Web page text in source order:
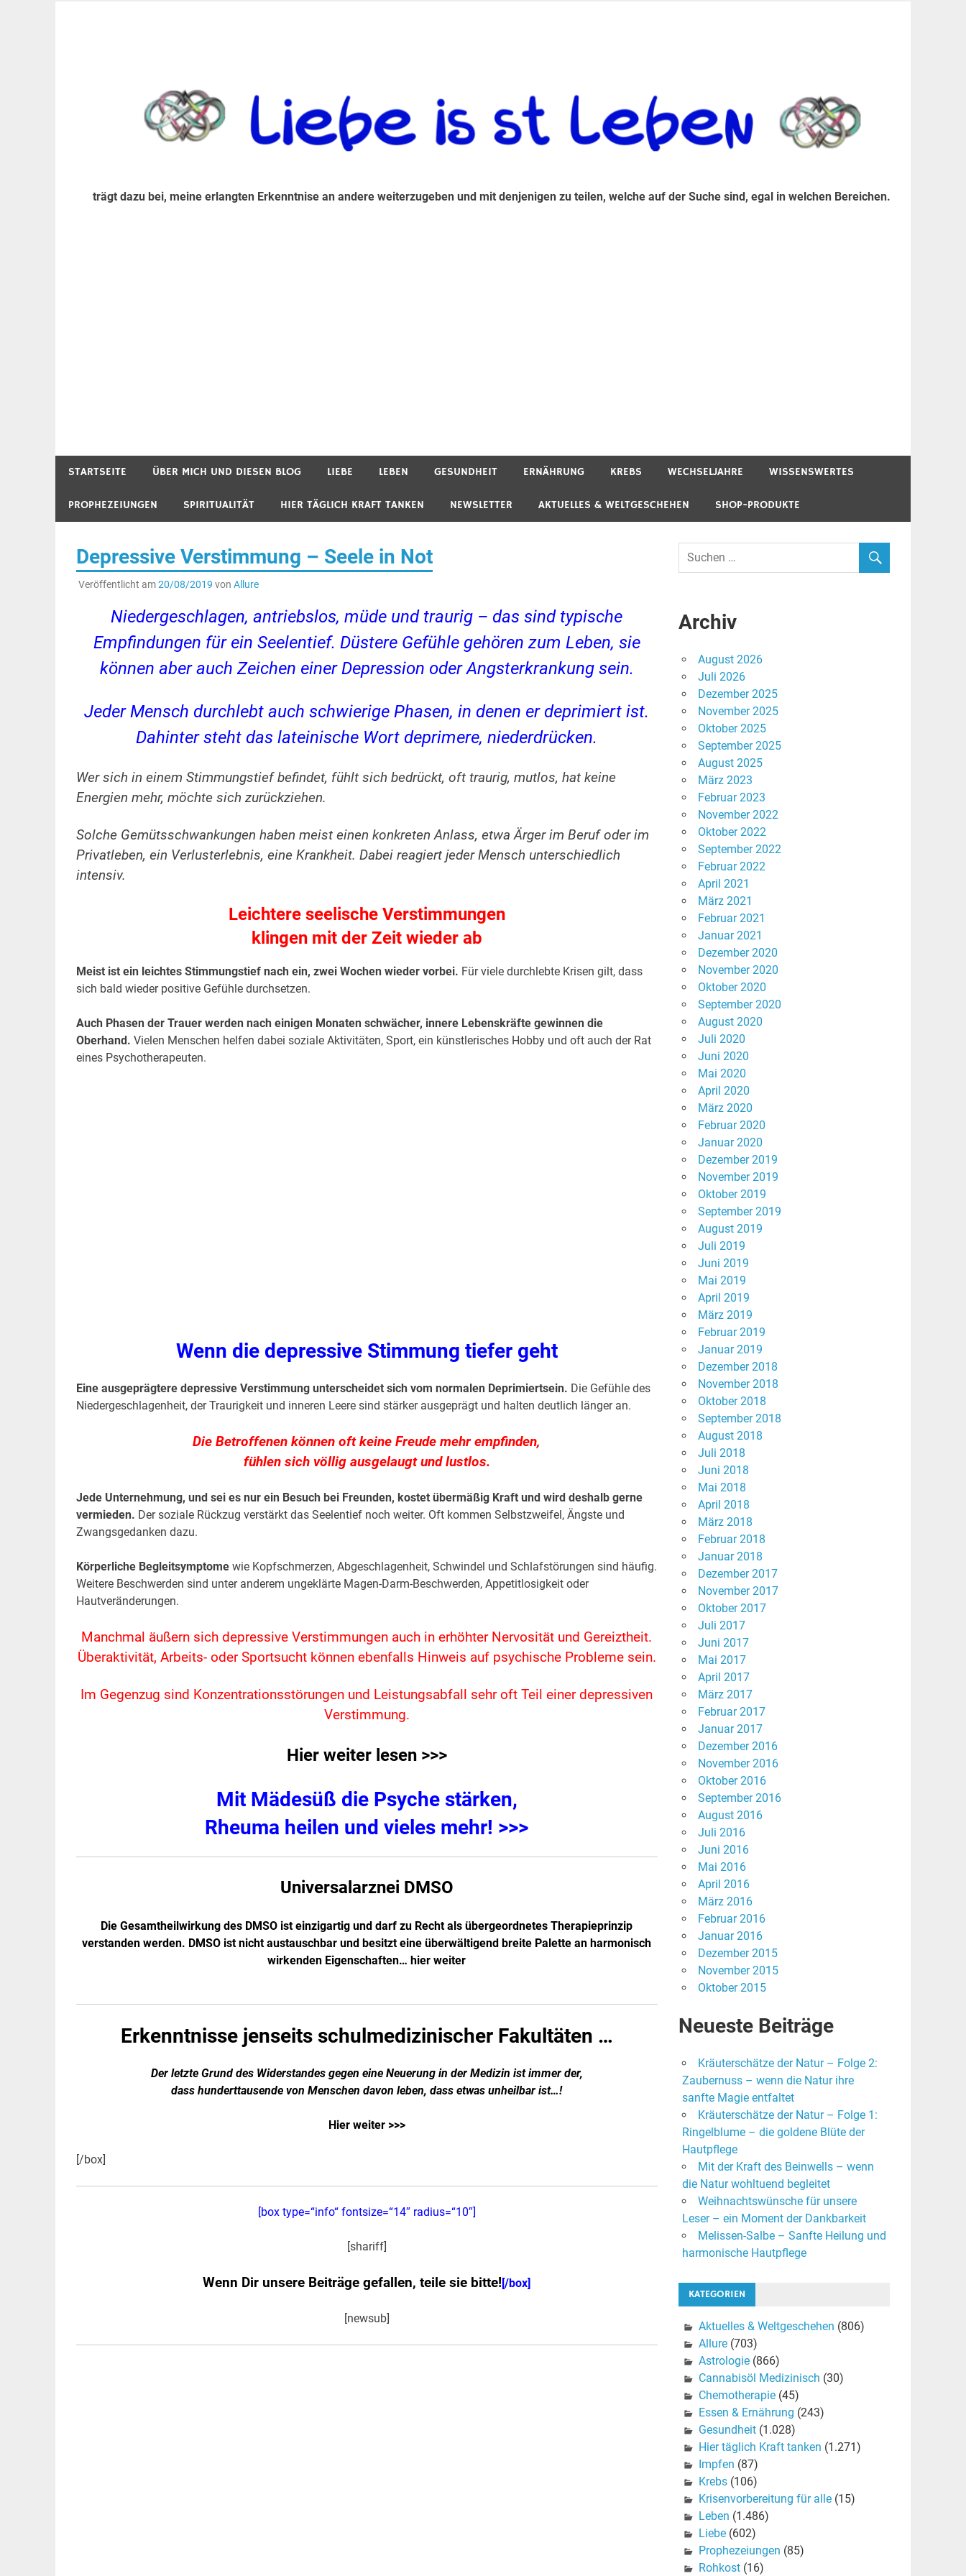
trägt dazu bei, meine erlangten Erkenntnise an andere weiterzugeben und mit denjenigen zu teilen, welche auf der Suche sind, egal in welchen Bereichen.
STARTSEITE ÜBER MICH UND DIESEN BLOG LIEBE LEBEN GESUNDHEIT ERNÄHRUNG KREBS WECHSELJAHRE WISSENSWERTES
PROPHEZEIUNGEN SPIRITUALITÄT HIER TÄGLICH KRAFT TANKEN NEWSLETTER AKTUELLES & WELTGESCHEHEN SHOP-PRODUKTE
Depressive Verstimmung – Seele in Not
Veröffentlicht am20/08/2019 von Allure
Niedergeschlagen, antriebslos, müde und traurig – das sind typische
Empfindungen für ein Seelentief. Düstere Gefühle gehören zum Leben, sie
können aber auch Zeichen einer Depression oder Angsterkrankung sein.
Jeder Mensch durchlebt auch schwierige Phasen, in denen er deprimiert ist.
Dahinter steht das lateinische Wort deprimere, niederdrücken.
Wer sich in einem Stimmungstief befindet, fühlt sich bedrückt, oft traurig, mutlos, hat keine
Energien mehr, möchte sich zurückziehen.
Solche Gemütsschwankungen haben meist einen konkreten Anlass, etwa Ärger im Beruf oder im
Privatleben, ein Verlusterlebnis, eine Krankheit. Dabei reagiert jeder Mensch unterschiedlich
intensiv.
Leichtere seelische Verstimmungen
klingen mit der Zeit wieder ab
Meist ist ein leichtes Stimmungstief nach ein, zwei Wochen wieder vorbei. Für viele durchlebte Krisen gilt, dass
sich bald wieder positive Gefühle durchsetzen.
Auch Phasen der Trauer werden nach einigen Monaten schwächer, innere Lebenskräfte gewinnen die
Oberhand. Vielen Menschen helfen dabei soziale Aktivitäten, Sport, ein künstlerisches Hobby und oft auch der Rat
eines Psychotherapeuten.
Wenn die depressive Stimmung tiefer geht
Eine ausgeprägtere depressive Verstimmung unterscheidet sich vom normalen Deprimiertsein. Die Gefühle des
Niedergeschlagenheit, der Traurigkeit und inneren Leere sind stärker ausgeprägt und halten deutlich länger an.
Die Betroffenen können oft keine Freude mehr empfinden,
fühlen sich völlig ausgelaugt und lustlos.
Jede Unternehmung, und sei es nur ein Besuch bei Freunden, kostet übermäßig Kraft und wird deshalb gerne
vermieden. Der soziale Rückzug verstärkt das Seelentief noch weiter. Oft kommen Selbstzweifel, Ängste und
Zwangsgedanken dazu.
Körperliche Begleitsymptomewie Kopfschmerzen, Abgeschlagenheit, Schwindel und Schlafstörungen sind häufig.
Weitere Beschwerden sind unter anderem ungeklärte Magen-Darm-Beschwerden, Appetitlosigkeit oder
Hautveränderungen.
Manchmal äußern sich depressive Verstimmungen auch in erhöhter Nervosität und Gereiztheit.
Überaktivität, Arbeits- oder Sportsucht können ebenfalls Hinweis auf psychische Probleme sein.
Im Gegenzug sind Konzentrationsstörungen und Leistungsabfall sehr oft Teil einer depressiven
Verstimmung.
Hier weiter lesen >>>
Mit Mädesüß die Psyche stärken,
Rheuma heilen und vieles mehr! >>>
Universalarznei DMSO
Die Gesamtheilwirkung des DMSO ist einzigartig und darf zu Recht als übergeordnetes Therapieprinzip
verstanden werden. DMSO ist nicht austauschbar und besitzt eine überwältigend breite Palette an harmonisch
wirkenden Eigenschaften… hier weiter
Erkenntnisse jenseits schulmedizinischer Fakultäten …
Der letzte Grund des Widerstandes gegen eine Neuerung in der Medizin ist immer der,
dass hunderttausende von Menschen davon leben, dass etwas unheilbar ist…!
Hier weiter >>>
[/box]
[box type=“info“ fontsize=“14″ radius=“10″]
[shariff]
Wenn Dir unsere Beiträge gefallen, teile sie bitte! [/box]
[newsub]
Archiv
August 2026
Juli 2026
Dezember 2025
November 2025
Oktober 2025
September 2025
August 2025
März 2023
Februar 2023
November 2022
Oktober 2022
September 2022
Februar 2022
April 2021
März 2021
Februar 2021
Januar 2021
Dezember 2020
November 2020
Oktober 2020
September 2020
August 2020
Juli 2020
Juni 2020
Mai 2020
April 2020
März 2020
Februar 2020
Januar 2020
Dezember 2019
November 2019
Oktober 2019
September 2019
August 2019
Juli 2019
Juni 2019
Mai 2019
April 2019
März 2019
Februar 2019
Januar 2019
Dezember 2018
November 2018
Oktober 2018
September 2018
August 2018
Juli 2018
Juni 2018
Mai 2018
April 2018
März 2018
Februar 2018
Januar 2018
Dezember 2017
November 2017
Oktober 2017
Juli 2017
Juni 2017
Mai 2017
April 2017
März 2017
Februar 2017
Januar 2017
Dezember 2016
November 2016
Oktober 2016
September 2016
August 2016
Juli 2016
Juni 2016
Mai 2016
April 2016
März 2016
Februar 2016
Januar 2016
Dezember 2015
November 2015
Oktober 2015
Neueste Beiträge
Kräuterschätze der Natur – Folge 2:
Zaubernuss – wenn die Natur ihre
sanfte Magie entfaltet
Kräuterschätze der Natur – Folge 1:
Ringelblume – die goldene Blüte der
Hautpflege
Mit der Kraft des Beinwells – wenn
die Natur wohltuend begleitet
Weihnachtswünsche für unsere
Leser – ein Moment der Dankbarkeit
Melissen-Salbe – Sanfte Heilung und
harmonische Hautpflege
KATEGORIEN
Aktuelles & Weltgeschehen (806)
Allure(703)
Astrologie(866)
Cannabisöl Medizinisch (30)
Chemotherapie(45)
Essen & Ernährung (243)
Gesundheit(1.028)
Hier täglich Kraft tanken (1.271)
Impfen (87)
Krebs(106)
Krisenvorbereitung für alle(15)
Leben (1.486)
Liebe(602)
Prophezeiungen (85)
Rohkost(16)